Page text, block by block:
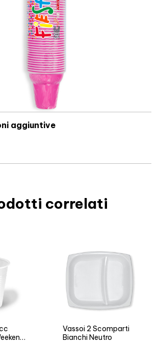
aggiuntive
correlati
Vassoi 2 Scomparti
Bianchi Neutro